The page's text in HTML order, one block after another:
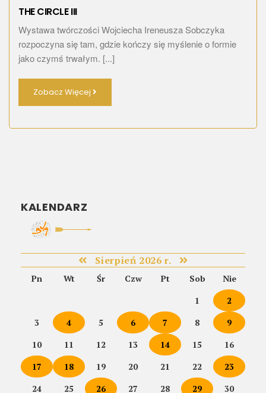
THE CIRCLE III
Wystawa twórczości Wojciecha Ireneusza Sobczyka
rozpoczyna się tam, gdzie kończy się myślenie o formie
jako czymś trwałym. [...]
Zobacz Więcej
KALENDARZ
Sierpień 2026 r.
Pn Wt Śr Czw Pt Sob
Nie
1
2
3
4 5 6 7 8
9
10
11 12 13 14 15
16
17
18 19 20 21 22
23
24
25 26 27 28 29 30